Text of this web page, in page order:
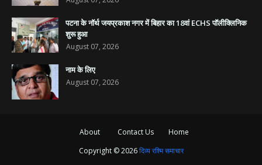
पटना के नॉर्थ जयप्रकाश नगर में बिहार का 18वां ECHS पॉलीक्लिनिक
शुरू हुआ
August 07, 2026
नाम के लिए
August 07, 2026
About Contact Us
Home
Copyright ©2026दिव्य रश्मि समाचार